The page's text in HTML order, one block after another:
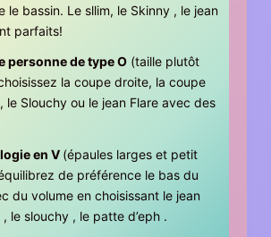
le bassin. Le sllim, le Skinny , le jean
parfaits!
personne de type O(taille plutôt
la coupe droite, la coupe
le Slouchy ou le jean Flare avec des
en V (épaules larges et petit
de préférence le bas du
du volume en choisissant le jean
le slouchy , le patte d’eph .